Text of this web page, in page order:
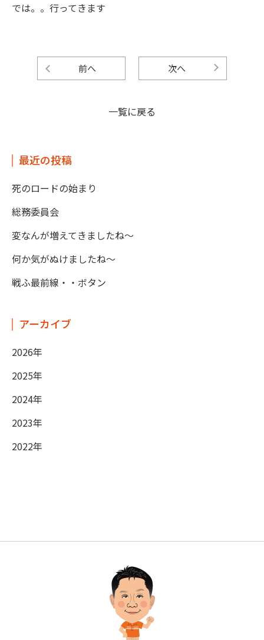
では。。行ってきます
前へ 次へ
一覧に戻る
最近の投稿
死のロードの始まり
総務委員会
変なんが増えてきましたね～
何か気がぬけましたね～
戦ふ最前線・・ボタン
アーカイブ
2026年
2025年
2024年
2023年
2022年